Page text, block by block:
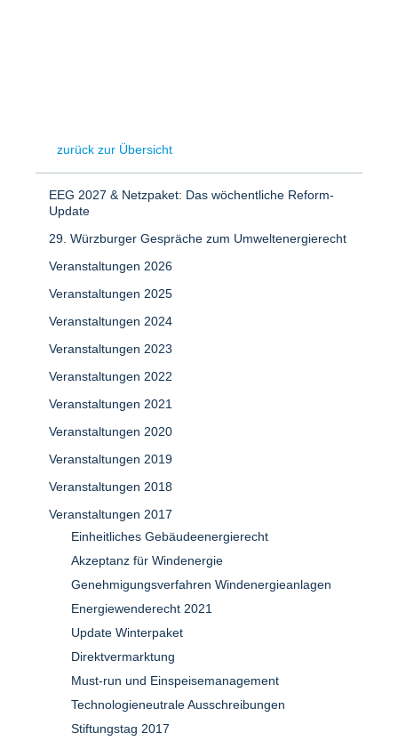
zurück zur Übersicht
EEG 2027 & Netzpaket: Das wöchentliche Reform-
Update
29. Würzburger Gespräche zum Umweltenergierecht
Veranstaltungen 2026
Veranstaltungen 2025
Veranstaltungen 2024
Veranstaltungen 2023
Veranstaltungen 2022
Veranstaltungen 2021
Veranstaltungen 2020
Veranstaltungen 2019
Veranstaltungen 2018
Veranstaltungen 2017
Einheitliches Gebäudeenergierecht
Akzeptanz für Windenergie
Genehmigungsverfahren Windenergieanlagen
Energiewenderecht 2021
Update Winterpaket
Direktvermarktung
Must-run und Einspeisemanagement
Technologieneutrale Ausschreibungen
Stiftungstag 2017